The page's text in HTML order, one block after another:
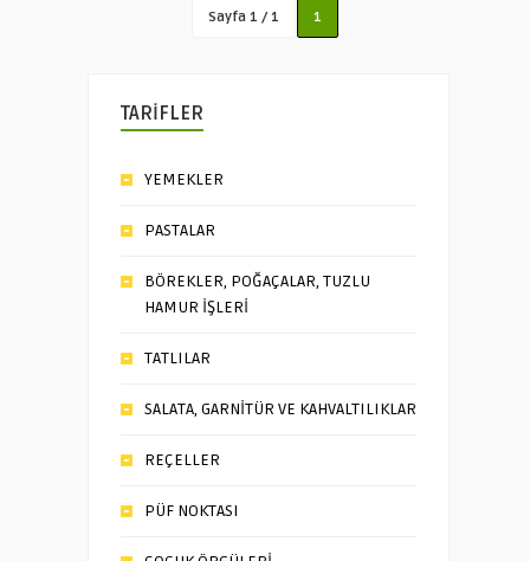
Sayfa 1 / 1 1
TARİFLER
YEMEKLER
PASTALAR
BÖREKLER, POĞAÇALAR, TUZLU
HAMUR İŞLERİ
TATLILAR
SALATA, GARNİTÜR VE KAHVALTILIKLAR
REÇELLER
PÜF NOKTASI